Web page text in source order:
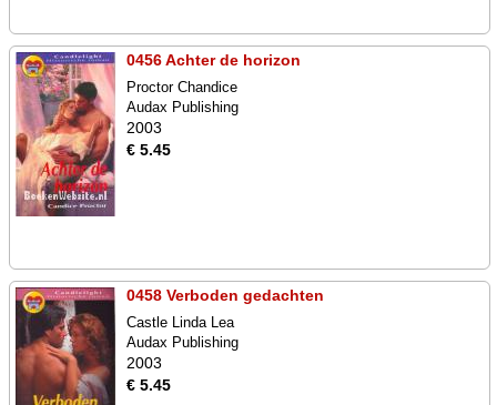
0456 Achter de horizon
Proctor Chandice
Audax Publishing
2003
€ 5.45
0458 Verboden gedachten
Castle Linda Lea
Audax Publishing
2003
€ 5.45